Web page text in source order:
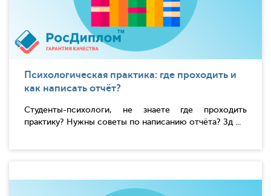
Психологическая практика: где проходить и
как написать отчёт?
Студенты-психологи, не знаете где проходить
практику? Нужны советы по написанию отчёта? Зд ...